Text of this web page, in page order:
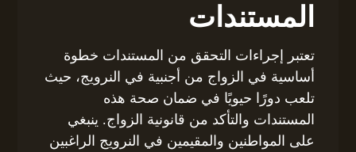
المستندات
تعتبر إجراءات التحقق من المستندات خطوة
أساسية في الزواج من أجنبية في النرويج، حيث
تلعب دورًا حيويًا في ضمان صحة هذه
المستندات والتأكد من قانونية الزواج. ينبغي
على المواطنين والمقيمين في النرويج الراغبين